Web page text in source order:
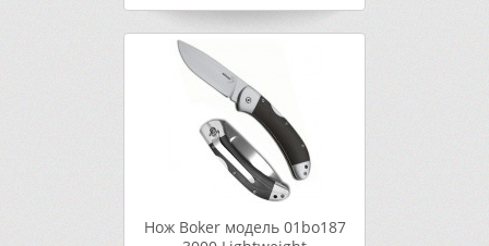
Нож Boker модель 01bo187